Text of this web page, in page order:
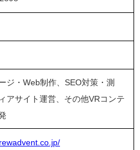
ジ・Web制作、SEO対策・測
アサイト運営、その他VRコンテ